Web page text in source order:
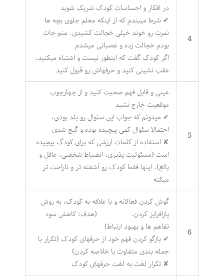
4
در افکار و احساسات کودک شریک شوید
✔ شرط میبندم که از اینکه معلم جلوی بچه ها
نمرت رو خوند خیلی خجالت کشیدی. منم جات
بودم خجالت زده و عصبانی میشدم
اگر کودک گفت که اینطور نیست و اشتباه میکنید،
عقب نشینی کنید و حرفهاش رو قبول کنید
5
عینی و قابل فهم صحبت کنید و از چهارچوب
موقعیت خارج نشید
✔ میدونم که جواب این سئوال رو بلد بودی،
احتمالا سئوال کمی پیچیده بوده و گیج شدی
✘ استفاده از کلمات ارزشی که برای کودگ پیچیده
است (مسئولیت پذیری، انضباط شخصی، عاقل و
بالغ). اینها فقط کودک رو آشفته تر و ناراحت تر
میکنه
6
گوش کردن فعالانه و با علاقه به کودک، به روش
پارافرایز کردن. (هدف: کاهش سوء
تفاهم ها و بهبود ارتباط)
✔ بازگو کردن فهم خود از حرفهای کودک (تکرار با
جمله بندی متفاوت یا خلاصه کردن)
✘ تکرار لغت به لغت حرفهای کودک